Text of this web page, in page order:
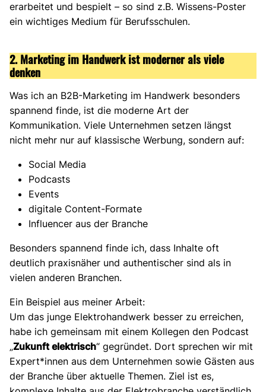
erarbeitet und bespielt – so sind z.B. Wissens-Poster
ein wichtiges Medium für Berufsschulen.
2. Marketing im Handwerk ist moderner als viele
denken
Was ich an B2B-Marketing im Handwerk besonders
spannend finde, ist die moderne Art der
Kommunikation. Viele Unternehmen setzen längst
nicht mehr nur auf klassische Werbung, sondern auf:
Social Media
Podcasts
Events
digitale Content-Formate
Influencer aus der Branche
Besonders spannend finde ich, dass Inhalte oft
deutlich praxisnäher und authentischer sind als in
vielen anderen Branchen.
Ein Beispiel aus meiner Arbeit:
Um das junge Elektrohandwerk besser zu erreichen,
habe ich gemeinsam mit einem Kollegen den Podcast
„Zukunft elektrisch“ gegründet. Dort sprechen wir mit
Expert*innen aus dem Unternehmen sowie Gästen aus
der Branche über aktuelle Themen. Ziel ist es,